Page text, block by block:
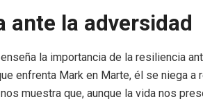
ante la adversidad
la importancia de la resiliencia
enfrenta Mark en Marte, él se niega a
muestra que, aunque la vida nos